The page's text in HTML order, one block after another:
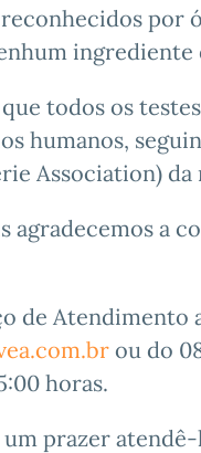
por
ingrediente
que todos os
humanos,
Association) da
agradecemos a
de Atendimento
ou do
horas.
um prazer atendê-